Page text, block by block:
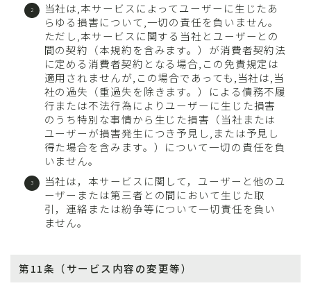
当社は,本サービスによってユーザーに生じたあ
らゆる損害について,一切の責任を負いません。
ただし,本サービスに関する当社とユーザーとの
間の契約（本規約を含みます。）が消費者契約法
に定める消費者契約となる場合,この免責規定は
適用されませんが,この場合であっても,当社は,当
社の過失（重過失を除きます。）による債務不履
行または不法行為によりユーザーに生じた損害
のうち特別な事情から生じた損害（当社または
ユーザーが損害発生につき予見し,または予見し
得た場合を含みます。）について一切の責任を負
いません。
当社は，本サービスに関して，ユーザーと他のユ
ーザーまたは第三者との間において生じた取
引，連絡または紛争等について一切責任を負い
ません。
第11条（サービス内容の変更等）